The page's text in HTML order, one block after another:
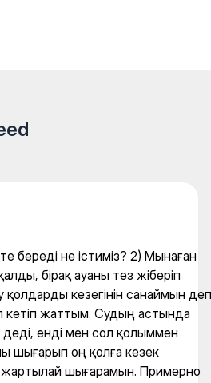
— Pool
береді не істиміз? 2) Мынаған
бірақ ауаны тез жіберіп
кезегінін санаймын деп
жаттым. Судың астында
деді, енді мен сол қолыммен
шығарып оң қолға кезек
шығарамын. Примерно